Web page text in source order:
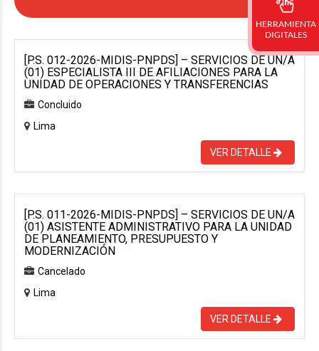
[P.S. 012-2026-MIDIS-PNPDS] – SERVICIOS DE UN/A
(01) ESPECIALISTA III DE AFILIACIONES PARA LA
UNIDAD DE OPERACIONES Y TRANSFERENCIAS
Concluido
Lima
VER DETALLE
[P.S. 011-2026-MIDIS-PNPDS] – SERVICIOS DE UN/A
(01) ASISTENTE ADMINISTRATIVO PARA LA UNIDAD
DE PLANEAMIENTO, PRESUPUESTO Y
MODERNIZACIÓN
Cancelado
Lima
VER DETALLE
HERRAMIENTA
DIGITALES